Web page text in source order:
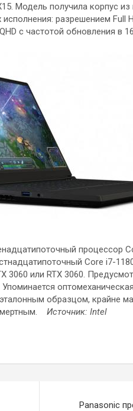
Модель получила корпус
разрешением Full
с частотой обновления в
процессор
Core i7-
3060 или RTX 3060.
образцом, крайне
Источник: Intel
Panasonic